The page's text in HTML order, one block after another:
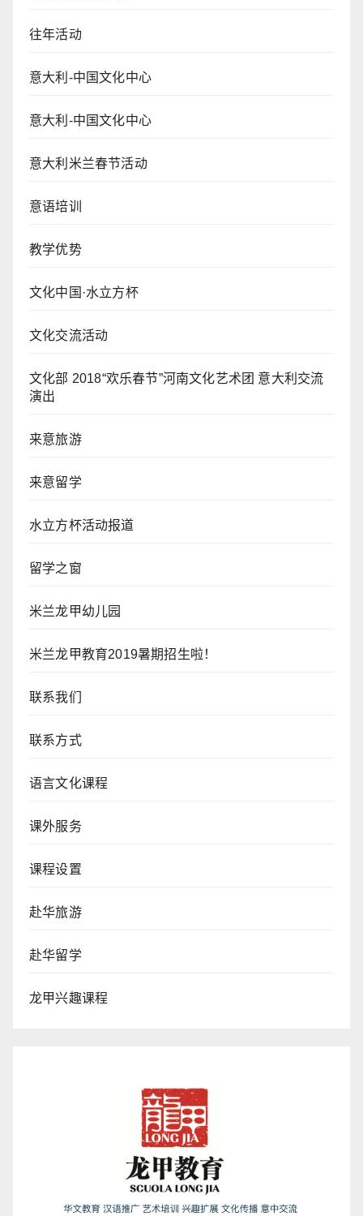
往年活动
意大利-中国文化中心
意大利-中国文化中心
意大利米兰春节活动
意语培训
教学优势
文化中国·水立方杯
文化交流活动
文化部 2018“欢乐春节”河南文化艺术团 意大利交流
演出
来意旅游
来意留学
水立方杯活动报道
留学之窗
米兰龙甲幼儿园
米兰龙甲教育2019暑期招生啦！
联系我们
联系方式
语言文化课程
课外服务
课程设置
赴华旅游
赴华留学
龙甲兴趣课程